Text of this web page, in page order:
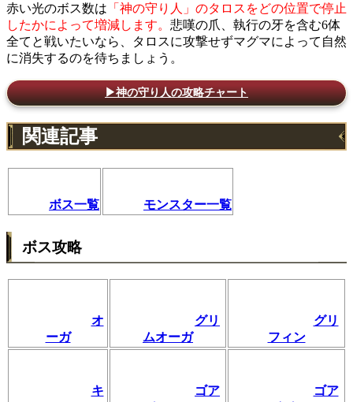
赤い光のボス数は 「神の守り人」のタロスをどの位置で停止
したかによって増減します。 悲嘆の爪、執行の牙を含む6体
全てと戦いたいなら、タロスに攻撃せずマグマによって自然
に消失するのを待ちましょう。
▶神の守り人の攻略チャート
関連記事
ボス一覧 モンスター一覧
ボス攻略
オ
ーガ
グリ
ムオーガ
グリ
フィン
キ
ゴア
ゴア